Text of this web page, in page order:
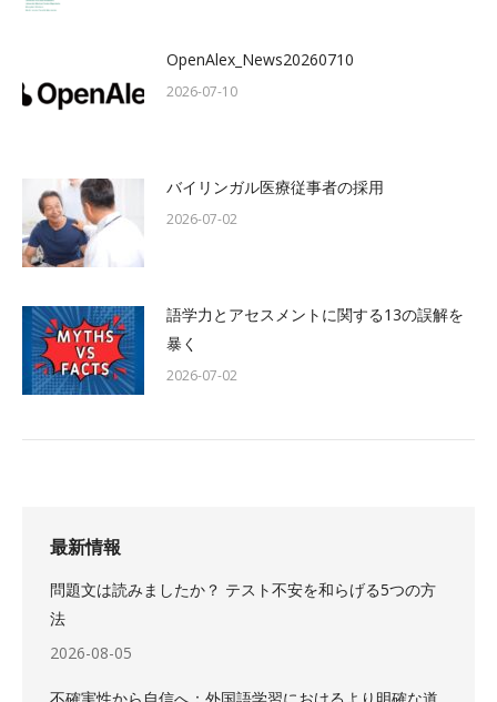
OpenAlex_News20260710
2026-07-10
バイリンガル医療従事者の採用
2026-07-02
語学力とアセスメントに関する13の誤解を
暴く
2026-07-02
最新情報
問題文は読みましたか？ テスト不安を和らげる5つの方
法
2026-08-05